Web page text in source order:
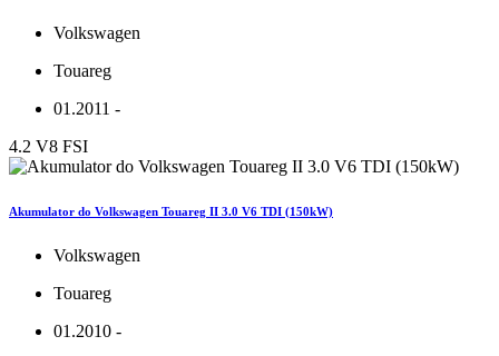
Volkswagen
Touareg
01.2011 -
4.2 V8 FSI
Akumulator do Volkswagen Touareg II 3.0 V6 TDI (150kW)
Volkswagen
Touareg
01.2010 -